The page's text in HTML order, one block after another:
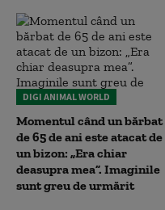
DIGI ANIMAL WORLD
Momentul când un bărbat
de 65 de ani este atacat de
un bizon: „Era chiar
deasupra mea”. Imaginile
sunt greu de urmărit